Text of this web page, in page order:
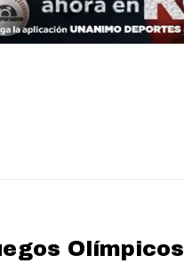
Olímpicos